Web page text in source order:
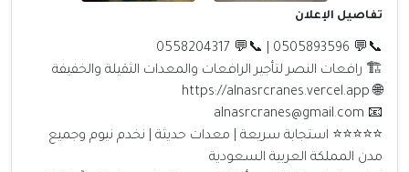
تفاصيل الإعلان
📞💬 0505893596 | 📞💬 0558204317
🏗️ رافعات النصر لتأجير الرافعات والمعدات الثقيلة والخفيفة
🌐 https://alnasrcranes.vercel.app
📧 alnasrcranes@gmail.com
⭐⭐⭐⭐⭐ استجابة سريعة | معدات حديثة | نخدم نيوم وجميع
مدن المملكة العربية السعودية